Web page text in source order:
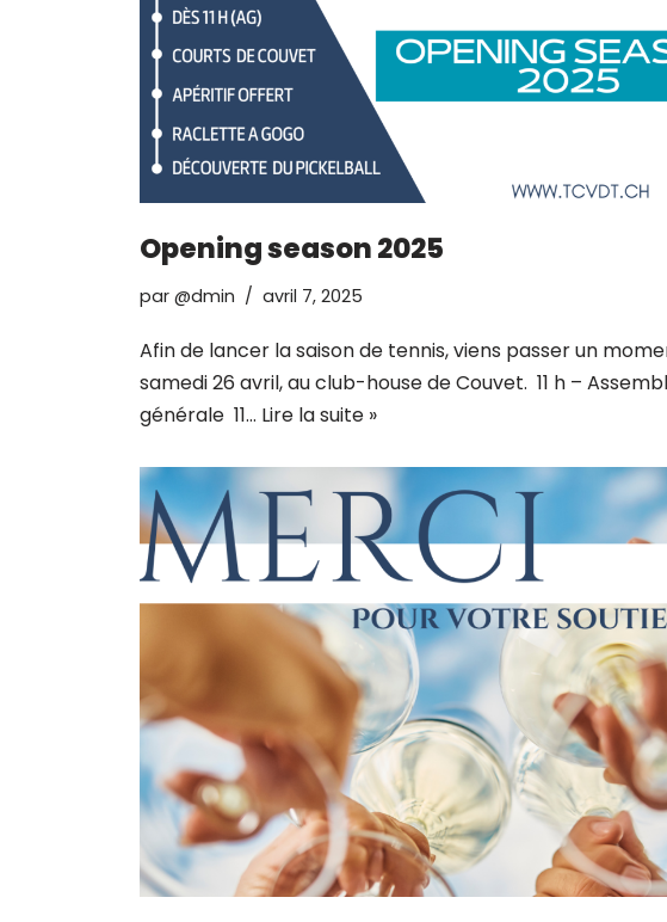
Opening season 2025
par @dmin avril 7, 2025
Afin de lancer la saison de tennis, viens passer un
samedi 26 avril, au club-house de Couvet. 11 h –
générale 11… Lire la suite »